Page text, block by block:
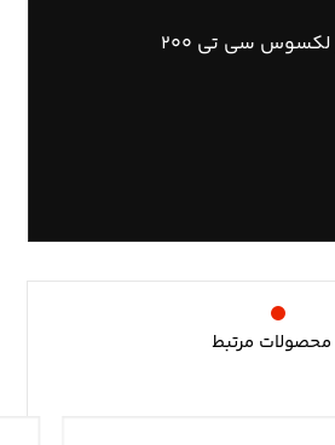
سی تی ۲۰۰
محصولات مرتبط